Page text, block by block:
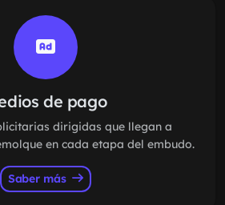
de pago
dirigidas que llegan a
en cada etapa del embudo.
Saber más